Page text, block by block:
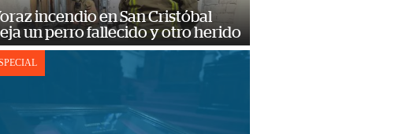
incendio en San Cristóbal
un perro fallecido y otro herido